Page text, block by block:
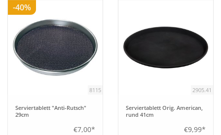
-40%
8115
Serviertablett "Anti-Rutsch"
29cm
€7,00*
2905.41
Serviertablett Orig. American,
rund 41cm
€9,99*